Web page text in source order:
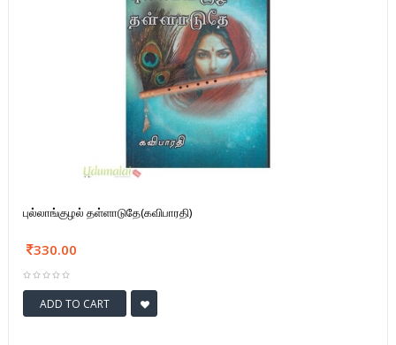
புல்லாங்குழல் தள்ளாடுதே(கவிபாரதி)
330.00
ADD TO CART